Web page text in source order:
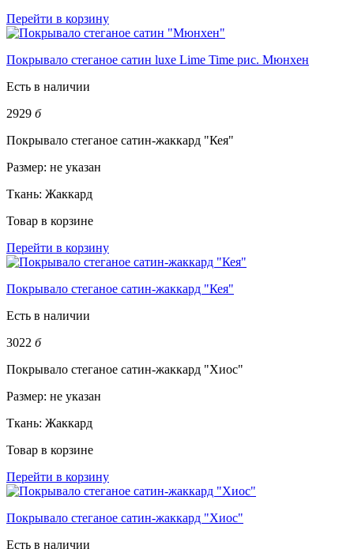
Перейти в корзину
Покрывало стеганое сатин luxe Lime Time рис. Мюнхен
Есть в наличии
2929 б
Покрывало стеганое сатин-жаккард "Кея"
Размер: не указан
Ткань: Жаккард
Товар в корзине
Перейти в корзину
Покрывало стеганое сатин-жаккард "Кея"
Есть в наличии
3022 б
Покрывало стеганое сатин-жаккард "Хиос"
Размер: не указан
Ткань: Жаккард
Товар в корзине
Перейти в корзину
Покрывало стеганое сатин-жаккард "Хиос"
Есть в наличии